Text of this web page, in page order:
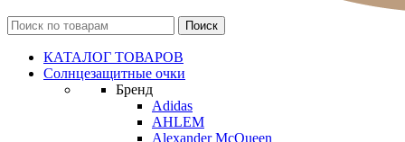
КАТАЛОГ ТОВАРОВ
Солнцезащитные очки
Бренд
Adidas
AHLEM
Alexander McQueen